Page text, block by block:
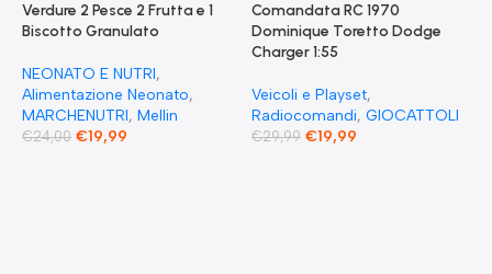
Verdure 2 Pesce 2 Frutta e 1
Biscotto Granulato
NEONATO E NUTRI,
Alimentazione Neonato,
MARCHENUTRI, Mellin
€24,00 €19,99
Comandata RC 1970
Dominique Toretto Dodge
Charger 1:55
Veicoli e Playset,
Radiocomandi, GIOCATTOLI
€29,99 €19,99